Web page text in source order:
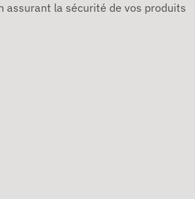
assurant la sécurité de vos produits